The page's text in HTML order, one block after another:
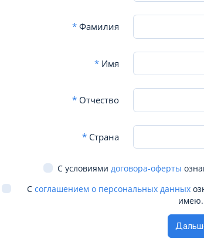
*Фамилия
*Имя
*Отчество
*Страна
С условиями договора-оферты
С соглашением о персональных данных
имею.